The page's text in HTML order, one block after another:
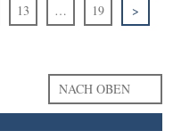
13 … 19 >
NACH OBEN